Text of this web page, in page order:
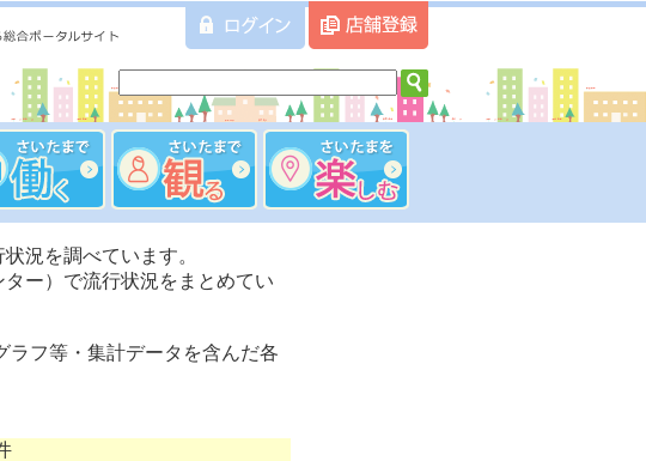
況を調べています。
ー）で流行状況をまとめてい
ラフ等・集計データを含んだ各